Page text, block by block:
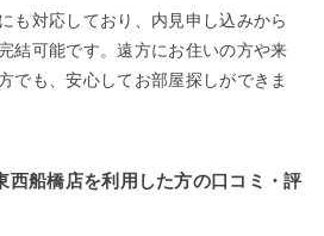
も対応しており、内見申し込みから
結可能です。遠方にお住いの方や来
でも、安心してお部屋探しができま
西船橋店を利用した方の口コミ・評